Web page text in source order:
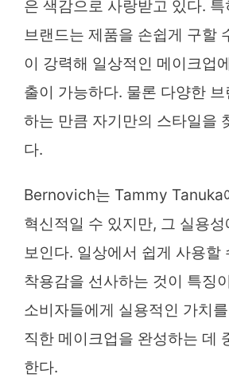
은 색감으로 사랑받고 있다.
브랜드는 제품을 손쉽게 구할
이 강력해 일상적인 메이크업
출이 가능하다. 물론 다양한
하는 만큼 자기만의 스타일을
다.
Bernovich는 Tammy Tanuka
혁신적일 수 있지만, 그 실용
보인다. 일상에서 쉽게 사용할
착용감을 선사하는 것이 특징
소비자들에게 실용적인 가치
직한 메이크업을 완성하는 데
한다.